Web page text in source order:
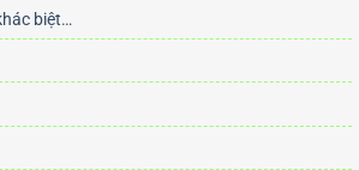
biệt…